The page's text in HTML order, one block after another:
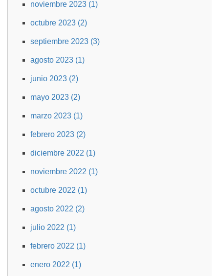
noviembre 2023 (1)
octubre 2023 (2)
septiembre 2023 (3)
agosto 2023 (1)
junio 2023 (2)
mayo 2023 (2)
marzo 2023 (1)
febrero 2023 (2)
diciembre 2022 (1)
noviembre 2022 (1)
octubre 2022 (1)
agosto 2022 (2)
julio 2022 (1)
febrero 2022 (1)
enero 2022 (1)